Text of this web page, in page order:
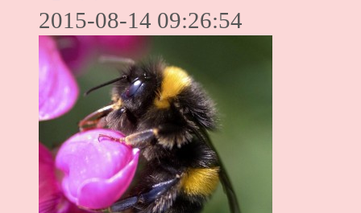
2015-08-14 09:26:54